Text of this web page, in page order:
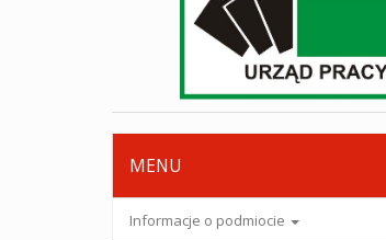
MENU
Informacje o podmiocie